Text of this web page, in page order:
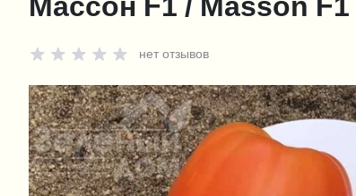
Массон F1 / Masson
нет отзывов